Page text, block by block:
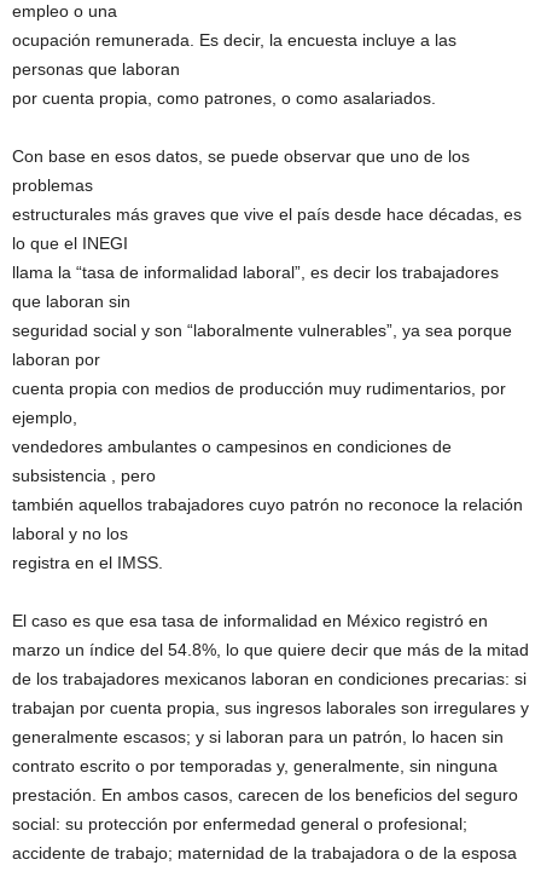
empleo o una
ocupación remunerada. Es decir, la encuesta incluye a las
personas que laboran
por cuenta propia, como patrones, o como asalariados.
Con base en esos datos, se puede observar que uno de los
problemas
estructurales más graves que vive el país desde hace décadas, es
lo que el INEGI
llama la “tasa de informalidad laboral”, es decir los trabajadores
que laboran sin
seguridad social y son “laboralmente vulnerables”, ya sea porque
laboran por
cuenta propia con medios de producción muy rudimentarios, por
ejemplo,
vendedores ambulantes o campesinos en condiciones de
subsistencia , pero
también aquellos trabajadores cuyo patrón no reconoce la relación
laboral y no los
registra en el IMSS.
El caso es que esa tasa de informalidad en México registró en
marzo un índice del 54.8%, lo que quiere decir que más de la mitad
de los trabajadores mexicanos laboran en condiciones precarias: si
trabajan por cuenta propia, sus ingresos laborales son irregulares y
generalmente escasos; y si laboran para un patrón, lo hacen sin
contrato escrito o por temporadas y, generalmente, sin ninguna
prestación. En ambos casos, carecen de los beneficios del seguro
social: su protección por enfermedad general o profesional;
accidente de trabajo; maternidad de la trabajadora o de la esposa